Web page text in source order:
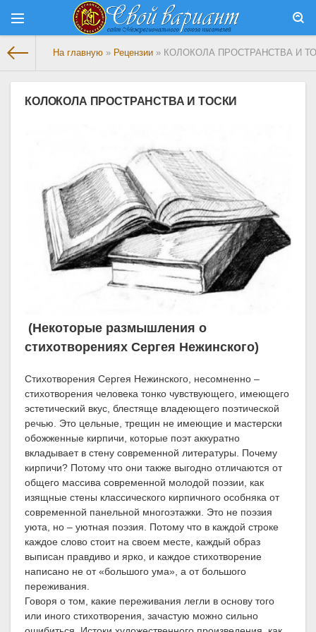
На главную » Рецензии » КОЛОКОЛА ПРОСТРАНСТВА И
КОЛОКОЛА ПРОСТРАНСТВА И ТОСКИ
(Некоторые размышления о
стихотворениях Сергея Нежинского)
Стихотворения Сергея Нежинского, несомненно –
стихотворения человека тонко чувствующего, имеющего
эстетический вкус, блестяще владеющего поэтической
речью. Это цельные, трещин не имеющие и мастерски
обожженные кирпичи, которые поэт аккуратно
вкладывает в стену современной литературы. Почему
кирпичи? Потому что они также выгодно отличаются от
общего массива современной молодой поэзии, как
изящные стены классического кирпичного особняка от
современной панельной многоэтажки. Это не поэзия
уюта, но – уютная поэзия. Потому что в каждой строке
каждое слово стоит на своем месте, каждый образ
выписан правдиво и ярко, и каждое стихотворение
написано не от «большого ума», а от большого
переживания.
Говоря о том, какие переживания легли в основу того
или иного стихотворения, зачастую можно сильно